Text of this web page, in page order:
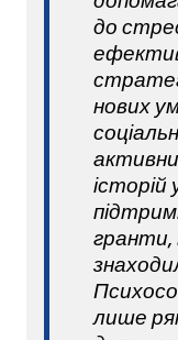
до
нових
історій
гранти,
лише